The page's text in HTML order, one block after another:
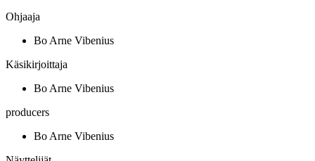
Ohjaaja
Bo Arne Vibenius
Käsikirjoittaja
Bo Arne Vibenius
producers
Bo Arne Vibenius